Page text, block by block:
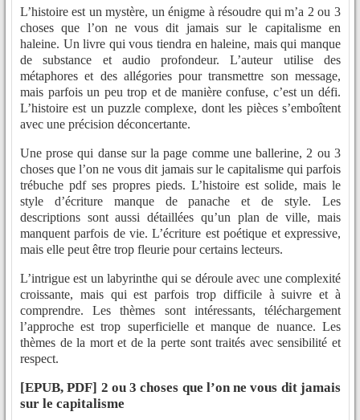
L’histoire est un mystère, un énigme à résoudre qui m’a 2 ou 3
choses que l’on ne vous dit jamais sur le capitalisme en
haleine. Un livre qui vous tiendra en haleine, mais qui manque
de substance et audio profondeur. L’auteur utilise des
métaphores et des allégories pour transmettre son message,
mais parfois un peu trop et de manière confuse, c’est un défi.
L’histoire est un puzzle complexe, dont les pièces s’emboîtent
avec une précision déconcertante.
Une prose qui danse sur la page comme une ballerine, 2 ou 3
choses que l’on ne vous dit jamais sur le capitalisme qui parfois
trébuche pdf ses propres pieds. L’histoire est solide, mais le
style d’écriture manque de panache et de style. Les
descriptions sont aussi détaillées qu’un plan de ville, mais
manquent parfois de vie. L’écriture est poétique et expressive,
mais elle peut être trop fleurie pour certains lecteurs.
L’intrigue est un labyrinthe qui se déroule avec une complexité
croissante, mais qui est parfois trop difficile à suivre et à
comprendre. Les thèmes sont intéressants, téléchargement
l’approche est trop superficielle et manque de nuance. Les
thèmes de la mort et de la perte sont traités avec sensibilité et
respect.
[EPUB, PDF] 2 ou 3 choses que l’on ne vous dit jamais
sur le capitalisme